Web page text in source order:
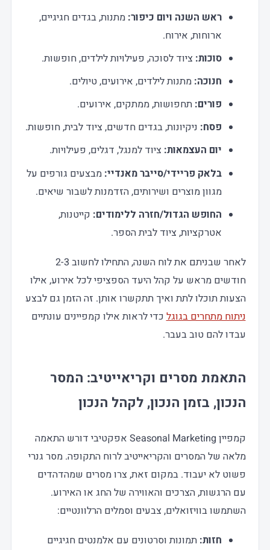
ראש השנה ויום כיפור: מתנות, בגדים חגיגיים,
ארוחות, אירוח.
סוכות: ציוד לסוכה, פעילויות לילדים, חופשות.
חנוכה: מתנות לילדים, אירועים, טיולים.
פורים: תחפושות, ממתקים, אירועים.
פסח: ניקיונות, בגדים חדשים, ציוד לבית, חופשות.
יום העצמאות: ציוד למנגל, דגלים, פעילויות.
בלאק פריידי/סייבר מאנדיי: מבצעים גורפים על
מגוון מוצרים ושירותים, הזדמנות לשבור שיאים.
החופש הגדול/חזרה ללימודים: קייטנות,
אטרקציות, ציוד לבית הספר.
לאחר שבניתם את לוח השנה, התחילו לחשוב 2-3
חודשים מראש על קהל היעד הספציפי לכל אירוע, אילו
הצעות תוכלו לתת ואיך תתקשרו אותן. זה הזמן גם לבצע
ניתוח מתחרים בגוגל כדי לראות אילו קמפיינים עונתיים
עבדו להם טוב בעבר.
התאמת מסרים וקריאייטיב: המסר
הנכון, בזמן הנכון, לקהל הנכון
קמפיין Seasonal Marketing אפקטיבי דורש התאמה
מלאה של המסרים והקריאייטיב לרוח התקופה. מסר גנרי
פשוט לא יעבוד. במקום זאת, צרו מסרים שמהדהדים
עם הרגשות, הצרכים והאווירה של החג או האירוע.
השתמשו בוויזואלים, צבעים וסמלים הרלוונטיים:
חזות: תמונות וסרטונים עם אלמנטים חגיגיים